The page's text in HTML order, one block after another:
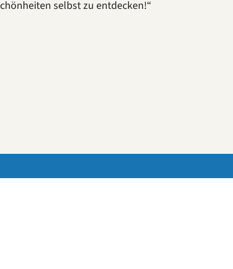
selbst zu entdecken!“